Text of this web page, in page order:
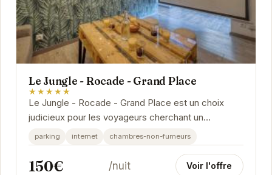
Le Jungle - Rocade - Grand Place
★★★★★
Le Jungle - Rocade - Grand Place est un choix
judicieux pour les voyageurs cherchant un
hébergement confortable et bien situé à Grenoble.
parking internet chambres-non-fumeurs
150€ /nuit Voir l'offre